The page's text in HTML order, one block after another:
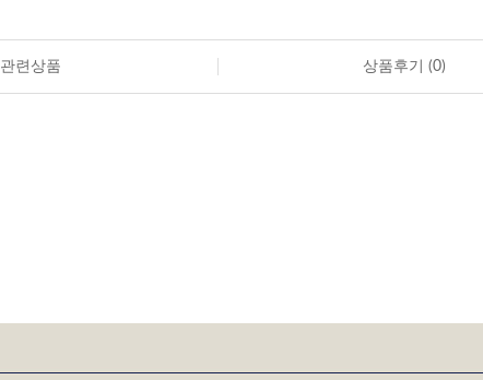
관련상품 상품후기 (0)